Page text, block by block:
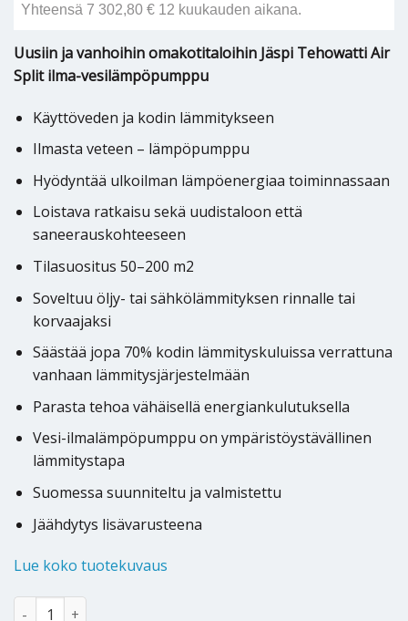
Yhteensä 7 302,80 € 12 kuukauden aikana.
Uusiin ja vanhoihin omakotitaloihin Jäspi Tehowatti Air
Split ilma-vesilämpöpumppu
Käyttöveden ja kodin lämmitykseen
Ilmasta veteen – lämpöpumppu
Hyödyntää ulkoilman lämpöenergiaa toiminnassaan
Loistava ratkaisu sekä uudistaloon että
saneerauskohteeseen
Tilasuositus 50–200 m2
Soveltuu öljy- tai sähkölämmityksen rinnalle tai
korvaajaksi
Säästää jopa 70% kodin lämmityskuluissa verrattuna
vanhaan lämmitysjärjestelmään
Parasta tehoa vähäisellä energiankulutuksella
Vesi-ilmalämpöpumppu on ympäristöystävällinen
lämmitystapa
Suomessa suunniteltu ja valmistettu
Jäähdytys lisävarusteena
Lue koko tuotekuvaus
Ilmavesilämpöpumppu Jäspi Tehowatti Air Split 6kW määrä
Alternative: